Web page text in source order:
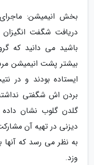
بخش انیمیشن:
باشید می دانید که
بیشتر پشت انیمیشن
ایستاده بودند و در
بردن اش شگفتی
گلدن گلوب نشان
دیزنی در تهیه آن
به نظر می رسد که
وزد.